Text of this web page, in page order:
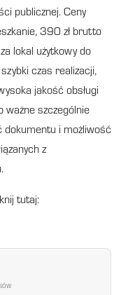
publicznej. Ceny
390 zł brutto
lokal użytkowy do
czas realizacji,
jakość obsługi
ważne szczególnie
dokumentu i możliwość
z
tutaj: